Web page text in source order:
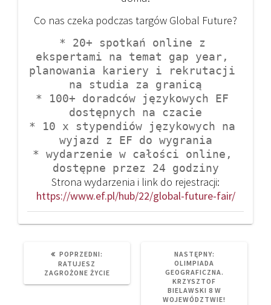
Co nas czeka podczas targów Global Future?
* 20+ spotkań online z
ekspertami na temat gap year,
planowania kariery i rekrutacji
na studia za granicą
* 100+ doradców językowych EF
dostępnych na czacie
* 10 x stypendiów językowych na
wyjazd z EF do wygrania
* wydarzenie w całości online,
dostępne przez 24 godziny
Strona wydarzenia i link do rejestracji:
https://www.ef.pl/hub/22/global-future-fair/
POPRZEDNI:
RATUJESZ
ZAGROŻONE ŻYCIE
NASTĘPNY:
OLIMPIADA
GEOGRAFICZNA.
KRZYSZTOF
BIELAWSKI 8 W
WOJEWÓDZTWIE!